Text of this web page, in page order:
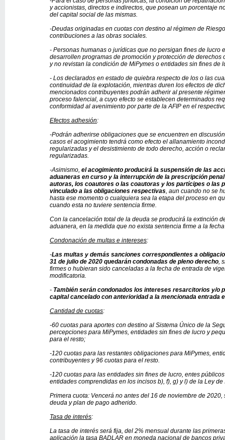
y accionistas, directos e indirectos, que posean un porcentaje
del capital social de las mismas.
-Deudas originadas en cuotas con destino al régimen de
contribuciones a las obras sociales.
- Personas humanas o jurídicas que no persigan fines de lucro
desarrollen programas de promoción y protección de derechos
y no revistan la condición de MiPymes o entidades sin fines de
- Los declarados en estado de quiebra respecto de los o las
continuidad de la explotación, mientras duren los efectos de
mencionados contribuyentes podrán adherir al presente
proceso falencial, a cuyo efecto se establecen determinados
conformidad al avenimiento por parte de la AFIP en el
Efectos adhesión:
-Podrán adherirse obligaciones que se encuentren en
casos el acogimiento tendrá como efecto el allanamiento
regularizadas y el desistimiento de todo derecho, acción o
regularizadas.
-Asimismo, el acogimiento producirá la suspensión de las
aduaneras en curso y la interrupción de la prescripción
autoras, los coautores o las coautoras y los partícipes o las
vinculado a las obligaciones respectivas, aun cuando no se
hasta ese momento o cualquiera sea la etapa del proceso en
cuando esta no tuviere sentencia firme.
Con la cancelación total de la deuda se producirá la extinción
aduanera, en la medida que no exista sentencia firme a la
Condonación de multas e intereses:
-Las multas y demás sanciones correspondientes a
31 de julio de 2020 quedarán condonadas de pleno derecho,
firmes o hubieran sido canceladas a la fecha de entrada de
modificatoria.
- También serán condonados los intereses resarcitorios y/o
capital cancelado con anterioridad a la mencionada entrada
Cantidad de cuotas:
-60 cuotas para aportes con destino al Sistema Único de la
percepciones para MiPymes, entidades sin fines de lucro y
para el resto;
-120 cuotas para las restantes obligaciones para MiPymes,
contribuyentes y 96 cuotas para el resto.
-120 cuotas para las entidades sin fines de lucro, entes
entidades comprendidas en los incisos b), f), g) y l) de la Ley
Primera cuota: Vencerá no antes del 16 de noviembre de
deuda y plan de pago adherido.
Tasa de interés:
La tasa de interés será fija, del 2% mensual durante las
aplicación la tasa BADLAR en moneda nacional de bancos